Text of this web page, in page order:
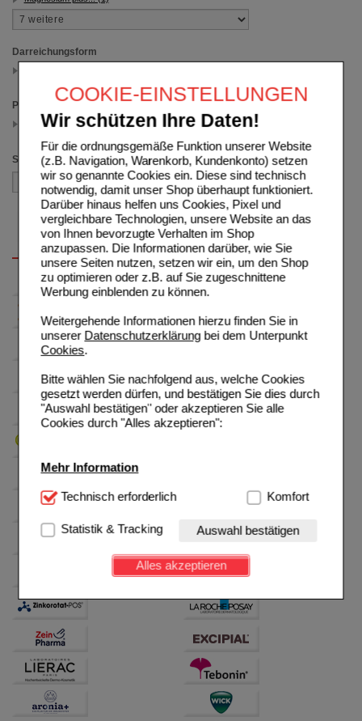
COOKIE-EINSTELLUNGEN
Wir schützen Ihre Daten!
Für die ordnungsgemäße Funktion unserer Website
(z.B. Navigation, Warenkorb, Kundenkonto) setzen
wir so genannte Cookies ein. Diese sind technisch
notwendig, damit unser Shop überhaupt funktioniert.
Darüber hinaus helfen uns Cookies, Pixel und
vergleichbare Technologien, unsere Website an das
von Ihnen bevorzugte Verhalten im Shop
anzupassen. Die Informationen darüber, wie Sie
unsere Seiten nutzen, setzen wir ein, um den Shop
zu optimieren oder z.B. auf Sie zugeschnittene
Werbung einblenden zu können.
Weitergehende Informationen hierzu finden Sie in
unserer Datenschutzerklärungbei dem Unterpunkt
Cookies.
Bitte wählen Sie nachfolgend aus, welche Cookies
gesetzt werden dürfen, und bestätigen Sie dies durch
"Auswahl bestätigen" oder akzeptieren Sie alle
Cookies durch "Alles akzeptieren":
Mehr Information
Technisch Notwendig:Hierbei handelt es sich um
Website notwendig sind (z.B. Navigation, Warenkorb,
Kundenkonto), weshalb auf diese nicht verzichtet
werden kann.
Einkaufserlebnis noch ansprechender zu gestalten,
beispielsweise für die Wiedererkennung des
Besuchers oder unsere Seite an bevorzugte
Verhaltensweisen (z.B. Spracheinstellung)
anzupassen. Komfort-Cookies ermöglichen es uns
auch auf Ihre Bedürfnisse zugeschrittene Inhalte
anzuzeigen und unser Partnerprogramm zu
betreiben.
Technisch erforderlich Komfort
Statistik & Tracking Auswahl bestätigen
Alles akzeptieren
Darreichungsform
Packungsgröße
50 St
Sortieren nach